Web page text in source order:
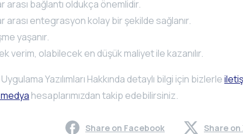
arası bağlantı oldukça önemlidir.
arası entegrasyon kolay bir şekilde sağlanır.
yaşanır.
verim, olabilecek en düşük maliyet ile kazanılır.
Yazılımları Hakkında detaylı bilgi için bizlerle
hesaplarımızdan takip edebilirsiniz.
Share on Facebook Share on